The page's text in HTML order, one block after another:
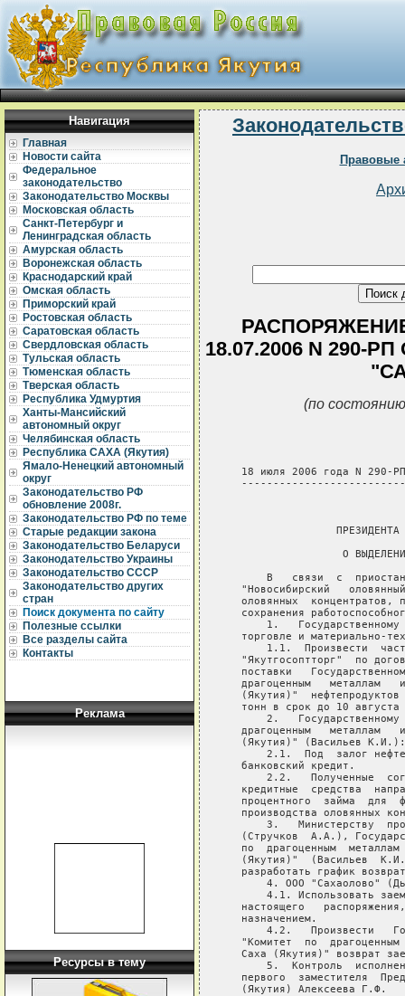
Навигация
Главная
Новости сайта
Федеральное
законодательство
Законодательство Москвы
Московская область
Санкт-Петербург и
Ленинградская область
Амурская область
Воронежская область
Краснодарский край
Омская область
Приморский край
Ростовская область
Саратовская область
Свердловская область
Тульская область
Тюменская область
Тверская область
Республика Удмуртия
Ханты-Мансийский
автономный округ
Челябинская область
Республика САХА (Якутия)
Ямало-Ненецкий автономный
округ
Законодательство РФ
обновление 2008г.
Законодательство РФ по теме
Старые редакции закона
Законодательство Беларуси
Законодательство Украины
Законодательство СССР
Законодательство других
стран
Поиск документа по сайту
Полезные ссылки
Все разделы сайта
Контакты
Реклама
Ресурсы в тему
Правовые
18.07.2006 N
(по
   18 июля 2006 года N 290-РП
ПРЕЗИДЕНТА
О
В   связи  с
"Новосибирский
оловянных  концентратов,
сохранения
1.
торговле и материально-
1.1.  Произвести
"Якутгосоптторг"  по
поставки
драгоценным   металлам
(Якутия)"
тонн в срок до 10 августа
2.
драгоценным   металлам
   (Якутия)" (Васильев К.И.):
2.1.  Под  залог
   банковский кредит.
2.2.   Полученные
кредитные  средства
процентного  займа  для
производства оловянных
3.   Министерству
(Стручков  А.А.),
по  драгоценным
(Якутия)"  (Васильев
разработать график
4. ООО "Сахаолово"
4.1. Использовать
настоящего
   назначением.
4.2.   Произвести
"Комитет  по
Саха (Якутия)" возврат
5.  Контроль
первого  заместителя
   (Якутия) Алексеева Г.Ф.